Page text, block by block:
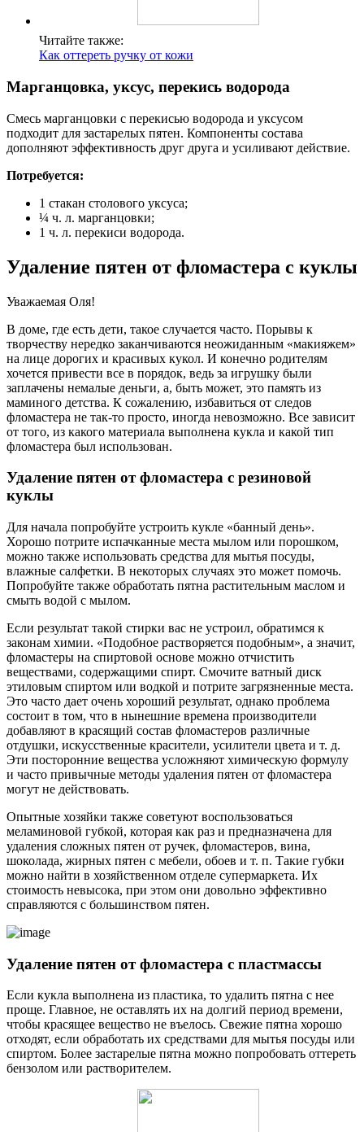
Читайте также:
Как оттереть ручку от кожи
Марганцовка, уксус, перекись водорода
Смесь марганцовки с перекисью водорода и уксусом
подходит для застарелых пятен. Компоненты состава
дополняют эффективность друг друга и усиливают действие.
Потребуется:
1 стакан столового уксуса;
¼ ч. л. марганцовки;
1 ч. л. перекиси водорода.
Удаление пятен от фломастера с куклы
Уважаемая Оля!
В доме, где есть дети, такое случается часто. Порывы к
творчеству нередко заканчиваются неожиданным «макияжем»
на лице дорогих и красивых кукол. И конечно родителям
хочется привести все в порядок, ведь за игрушку были
заплачены немалые деньги, а, быть может, это память из
маминого детства. К сожалению, избавиться от следов
фломастера не так-то просто, иногда невозможно. Все зависит
от того, из какого материала выполнена кукла и какой тип
фломастера был использован.
Удаление пятен от фломастера с резиновой
куклы
Для начала попробуйте устроить кукле «банный день».
Хорошо потрите испачканные места мылом или порошком,
можно также использовать средства для мытья посуды,
влажные салфетки. В некоторых случаях это может помочь.
Попробуйте также обработать пятна растительным маслом и
смыть водой с мылом.
Если результат такой стирки вас не устроил, обратимся к
законам химии. «Подобное растворяется подобным», а значит,
фломастеры на спиртовой основе можно отчистить
веществами, содержащими спирт. Смочите ватный диск
этиловым спиртом или водкой и потрите загрязненные места.
Это часто дает очень хороший результат, однако проблема
состоит в том, что в нынешние времена производители
добавляют в красящий состав фломастеров различные
отдушки, искусственные красители, усилители цвета и т. д.
Эти посторонние вещества усложняют химическую формулу
и часто привычные методы удаления пятен от фломастера
могут не действовать.
Опытные хозяйки также советуют воспользоваться
меламиновой губкой, которая как раз и предназначена для
удаления сложных пятен от ручек, фломастеров, вина,
шоколада, жирных пятен с мебели, обоев и т. п. Такие губки
можно найти в хозяйственном отделе супермаркета. Их
стоимость невысока, при этом они довольно эффективно
справляются с большинством пятен.
Удаление пятен от фломастера с пластмассы
Если кукла выполнена из пластика, то удалить пятна с нее
проще. Главное, не оставлять их на долгий период времени,
чтобы красящее вещество не въелось. Свежие пятна хорошо
отходят, если обработать их средствами для мытья посуды или
спиртом. Более застарелые пятна можно попробовать оттереть
бензолом или растворителем.